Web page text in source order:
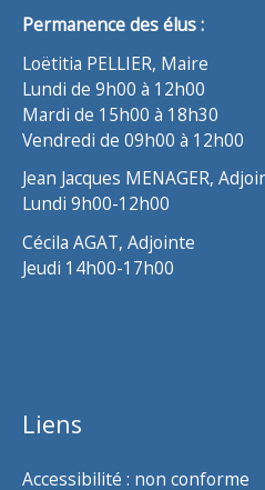
Permanence des élus :
Loëtitia PELLIER, Maire
Lundi de 9h00 à 12h00
Mardi de 15h00 à 18h30
Vendredi de 09h00 à 12h00
Jean Jacques MENAGER,
Lundi 9h00-12h00
Cécila AGAT, Adjointe
Jeudi 14h00-17h00
Liens
Accessibilité : non conforme